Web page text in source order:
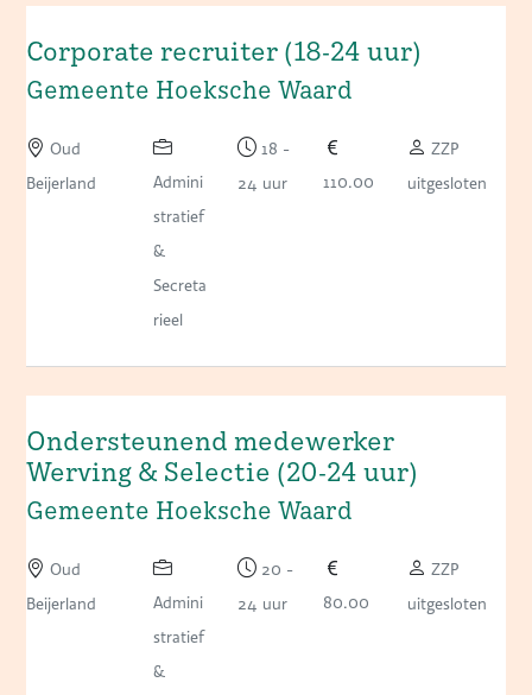
Corporate recruiter (18-24 uur)
Gemeente Hoeksche Waard
Oud
Beijerland
Admini
stratief
&
Secreta
rieel
18 -
24 uur
110.00
ZZP
uitgesloten
Ondersteunend medewerker
Werving & Selectie (20-24 uur)
Gemeente Hoeksche Waard
Oud
Beijerland
Admini
stratief
&
20 -
24 uur
80.00
ZZP
uitgesloten